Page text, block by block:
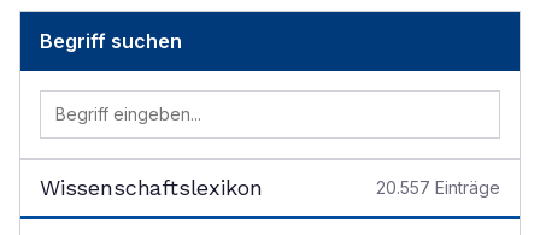
Begriff suchen
Wissenschaftslexikon 20.557 Einträge